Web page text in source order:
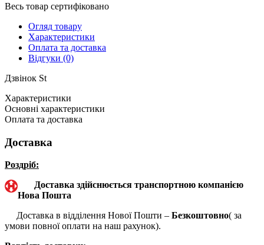
Весь товар сертифіковано
Огляд товару
Характеристики
Оплата та доставка
Відгуки (0)
Дзвінок St
Характеристики
Основні характеристики
Оплата та доставка
Доставка
Роздріб:
Доставка здійснюється транспортною компанією
Нова Пошта
Доставка в відділення Нової Пошти – Безкоштовно( за
умови повної оплати на наш рахунок).